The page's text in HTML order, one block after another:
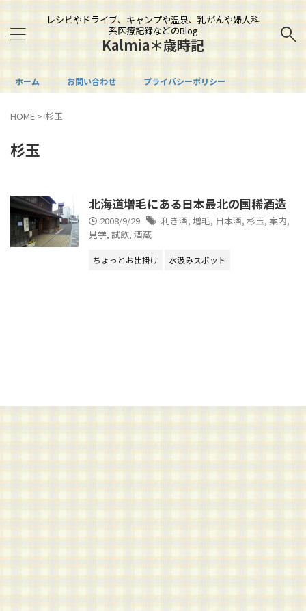
レシピやドライブ、キャンプや温泉、乳がんや婦人科
系医療記録などのBlog
Kalmia＊歳時記
ホーム お問い合わせ プライバシーポリシー
HOME > 杉玉
杉玉
北海道増毛にある日本最北の国稀酒造
2008/9/29 利き酒, 増毛, 日本酒, 杉玉, 案内,
見学, 試飲, 酒蔵
ちょっとお出掛け 水汲みスポット